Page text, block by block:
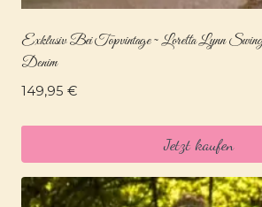
Exklusiv Bei Topvintage ~ Loretta Lynn
Denim
149,95 €
Jetzt kaufen